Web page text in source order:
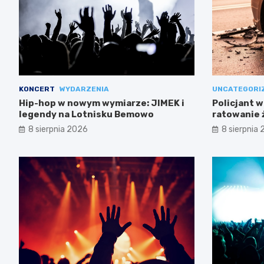
KONCERT WYDARZENIA
Hip-hop w nowym wymiarze: JIMEK i
legendy na Lotnisku Bemowo
8 sierpnia 2026
Policjant
ratowanie
Mokotowie
8 sierpnia